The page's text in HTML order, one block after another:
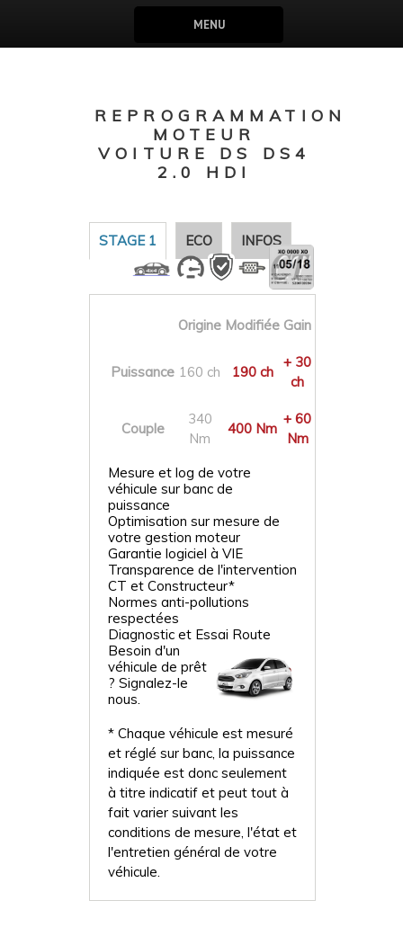
MENU
REPROGRAMMATION
MOTEUR
VOITURE DS DS4
2.0 HDI
STAGE 1 ECO INFOS
Origine Modifiée Gain
Puissance 160 ch 190 ch
+ 30
ch
Couple
340
Nm
400 Nm
+ 60
Nm
Mesure et log de votre
véhicule sur banc de
puissance
Optimisation sur mesure de
votre gestion moteur
Garantie logiciel à VIE
Transparence de l'intervention
CT et Constructeur*
Normes anti-pollutions
respectées
Diagnostic et Essai Route
Besoin d'un
véhicule de prêt
? Signalez-le
nous.
* Chaque véhicule est mesuré
et réglé sur banc, la puissance
indiquée est donc seulement
à titre indicatif et peut tout à
fait varier suivant les
conditions de mesure, l'état et
l'entretien général de votre
véhicule.